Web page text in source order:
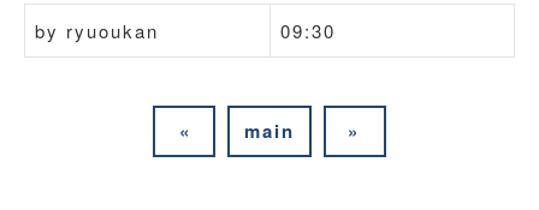
by ryuoukan 09:30
« main »